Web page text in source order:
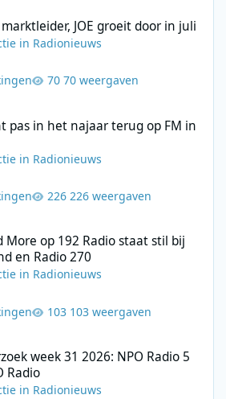
JOE groeit door in juli
in Radionieuws
70 weergaven
pas in het najaar terug op FM in
in Radionieuws
226 weergaven
More op 192 Radio staat stil bij
en Radio 270
in Radionieuws
103 weergaven
week 31 2026: NPO Radio 5
Radio
in Radionieuws